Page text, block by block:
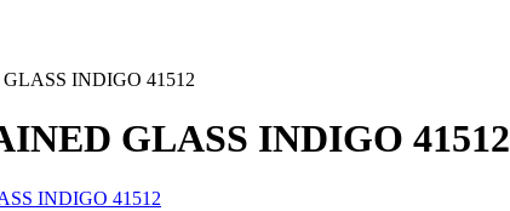
INDIGO 41512
GLASS INDIGO 41512